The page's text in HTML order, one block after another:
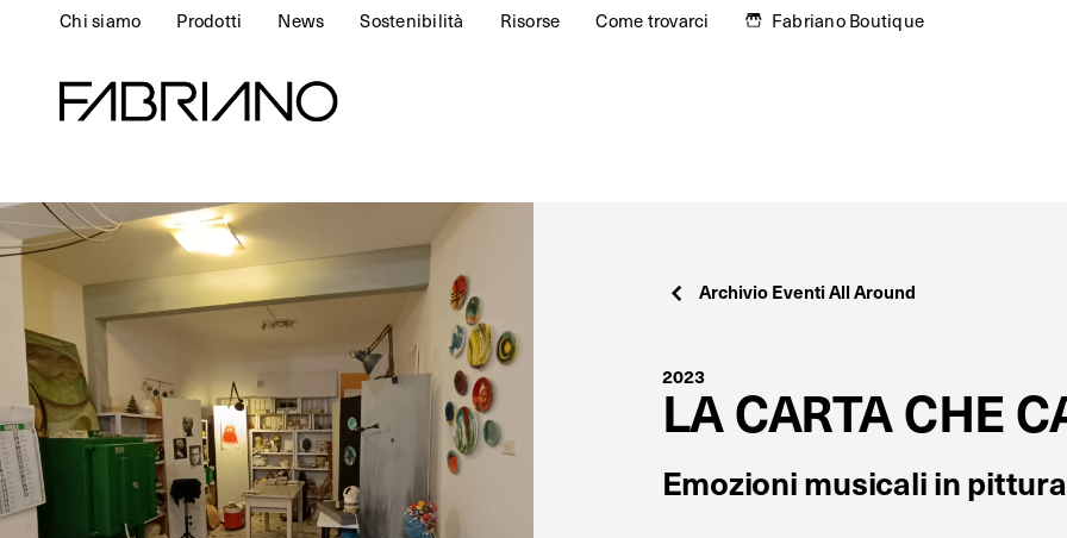
Chi siamo Prodotti News Sostenibilità Risorse Come trovarci Fabriano Boutique
Archivio Eventi All Around
2023
LA CARTA CHE
Emozioni musicali in pittura